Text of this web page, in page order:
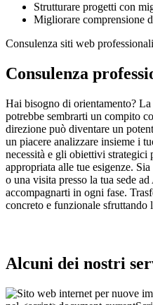
Strutturare progetti con
Migliorare comprensione
Consulenza siti web
Consulenza
Hai bisogno di orientamento?
potrebbe sembrarti un compito
direzione può diventare un
un piacere analizzare insieme i
necessità e gli obiettivi
appropriata alle tue esigenze.
o una visita presso la tua sede
accompagnarti in ogni fase.
concreto e funzionale sfruttando
Alcuni dei nostri